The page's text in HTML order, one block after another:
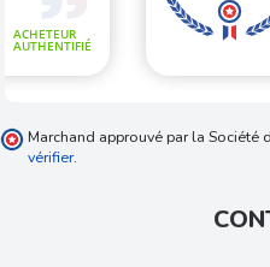
Marchand approuvé par la Société
vérifier.